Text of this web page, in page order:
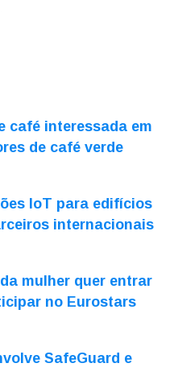
café interessada em
de café verde
IoT para edifícios
internacionais
mulher quer entrar
no Eurostars
SafeGuard e